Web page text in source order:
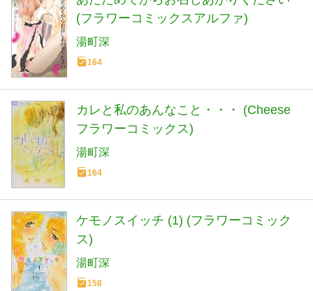
(フラワーコミックスアルファ)
湯町深
164
カレと私のあんなこと・・・ (Cheese
フラワーコミックス)
湯町深
164
ケモノスイッチ (1) (フラワーコミック
ス)
湯町深
158